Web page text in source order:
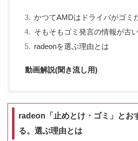
かつてAMDはドライバがゴミ
そもそもゴミ発言の情報が古い
radeonを選ぶ理由とは
動画解説(聞き流し用)
radeon「止めとけ・ゴミ」とお
る。選ぶ理由とは